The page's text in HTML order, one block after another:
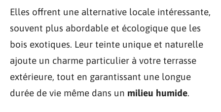
Elles offrent une alternative locale intéressante,
souvent plus abordable et écologique que les
bois exotiques. Leur teinte unique et naturelle
ajoute un charme particulier à votre terrasse
extérieure, tout en garantissant une longue
durée de vie même dans un milieu humide.